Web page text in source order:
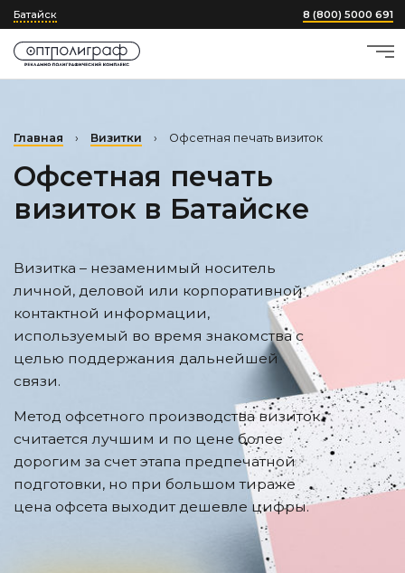
Батайск 8 (800) 5000 691
Главная › Визитки › Офсетная печать визиток
Офсетная печать
визиток в Батайске
Визитка – незаменимый носитель
личной, деловой или корпоративной
контактной информации,
используемый во время знакомства с
целью поддержания дальнейшей
связи.
Метод офсетного производства визиток
считается лучшим и по цене более
дорогим за счет этапа предпечатной
подготовки, но при большом тираже
цена офсета выходит дешевле цифры.